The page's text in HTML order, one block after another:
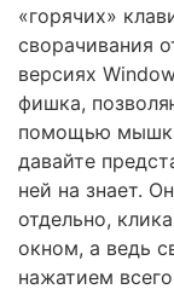
«горячих»
сворачивания
версиях
фишка,
помощью
давайте
ней на знает.
отдельно,
окном, а ведь
нажатием